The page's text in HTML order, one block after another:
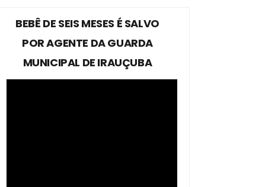
BEBÊ DE SEIS MESES É SALVO
POR AGENTE DA GUARDA
MUNICIPAL DE IRAUÇUBA